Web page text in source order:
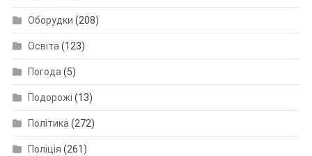
Оборудки (208)
Освіта(123)
Погода(5)
Подорожі (13)
Політика(272)
Поліція (261)